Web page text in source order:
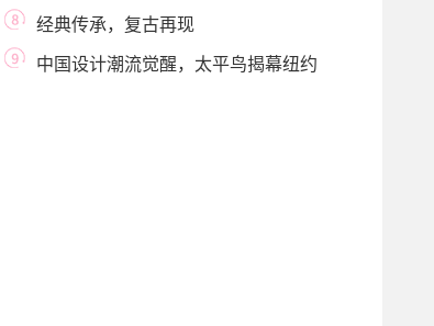
共同演绎全新毛
经典传承，复古再现
LONGCHAMP「珑骧」2020秋冬秀场
中国设计潮流觉醒，太平鸟揭幕纽约